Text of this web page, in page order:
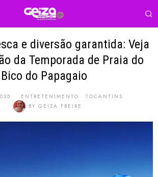
e diversão garantida: Veja
da Temporada de Praia do
Bico do Papagaio
ENTRETENIMENTO · TOCANTINS
BY GEIZA FREIRE